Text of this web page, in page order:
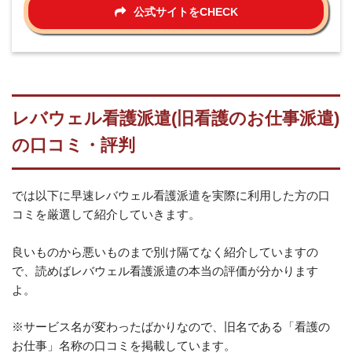
公式サイトをCHECK
レバウェル看護派遣(旧看護のお仕事派遣)
の口コミ・評判
では以下に早速レバウェル看護派遣を実際に利用した方の口
コミを厳選して紹介していきます。
良いものから悪いものまで別け隔てなく紹介していますの
で、読めばレバウェル看護派遣の本当の評価が分かります
よ。
※サービス名が変わったばかりなので、旧名である「看護の
お仕事」名称の口コミを掲載しています。